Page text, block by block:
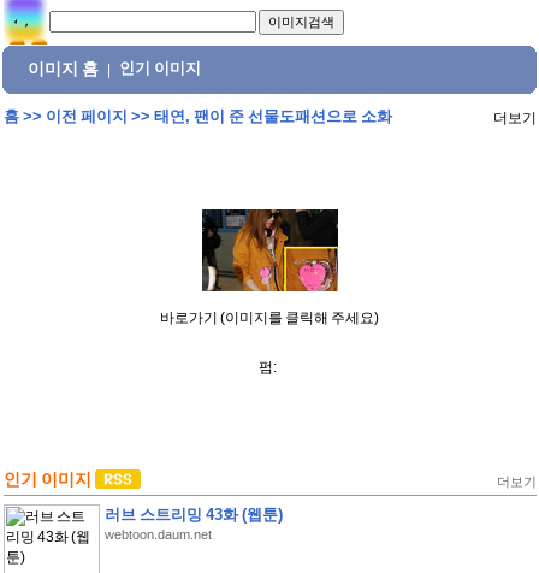
이미지 홈 인기 이미지
홈>> 이전 페이지 >> 태연, 팬이 준 선물도패션으로 소화 더보기
바로가기 (이미지를 클릭해 주세요)
펌:
인기 이미지 더보기
러브 스트리밍 43화 (웹툰)
webtoon.daum.net